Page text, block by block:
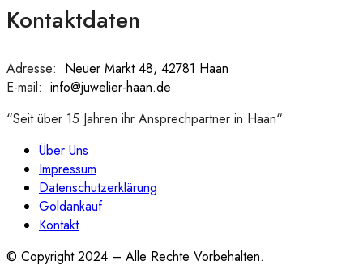
Kontaktdaten
Adresse: Neuer Markt 48, 42781 Haan
E-mail: info@juwelier-haan.de
“Seit über 15 Jahren ihr Ansprechpartner in Haan“
Über Uns
Impressum
Datenschutzerklärung
Goldankauf
Kontakt
© Copyright 2024 – Alle Rechte Vorbehalten.